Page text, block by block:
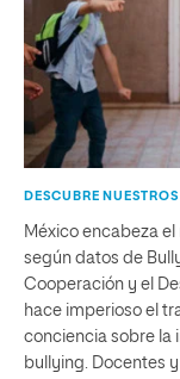
DESCUBRE
México encabeza
según datos de
Cooperación y el
hace imperioso el
conciencia sobre la
bullying. Docentes